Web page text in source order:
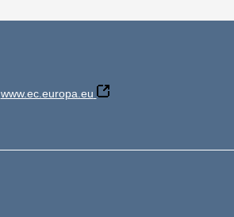
www.ec.europa.eu